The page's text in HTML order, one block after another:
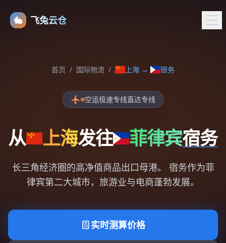
🐇 飞兔云仓
首页 / 国际物流 / 上海 → 宿务
空运极速专线直达专线
从 上海发往 菲律宾宿务
长三角经济圈的高净值商品出口母港。 宿务作为菲
律宾第二大城市，旅游业与电商蓬勃发展。
实时测算价格